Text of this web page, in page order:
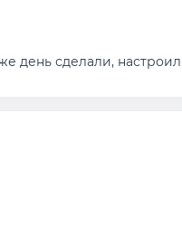
день сделали,